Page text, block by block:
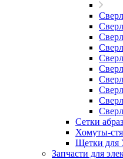
Сетки
Хомуты-
Щетки
Запчасти для